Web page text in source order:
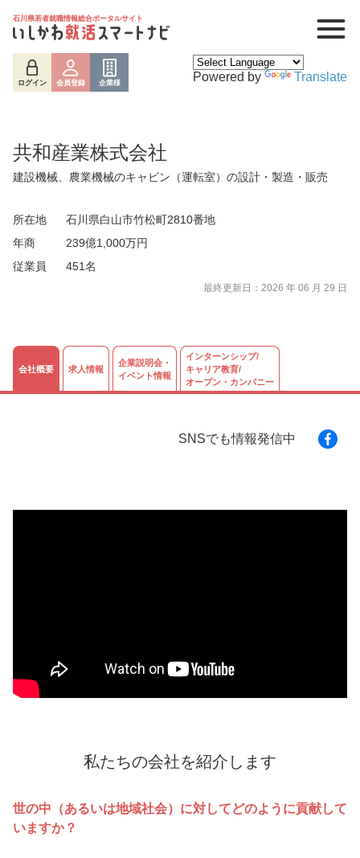
石川県若者就職情報総合ポータルサイト
ログイン 会員登録 企業様 Powered by Translate
ログイン 会員登録
共和産業株式会社
建設機械、農業機械のキャビン（運転室）の設計・製造・販売
所在地
石川県白山市竹松町2810番地
年商
239億1,000万円
従業員
451名
最終更新日：2026 年 06 月 29 日
会社概要 求人情報
企業説明会・
イベント情報
インターンシップ/
キャリア教育/
オープン・カンパニー
SNSでも情報発信中
私たちの会社を紹介します
世の中（あるいは地域社会）に対してどのように貢献して
いますか？